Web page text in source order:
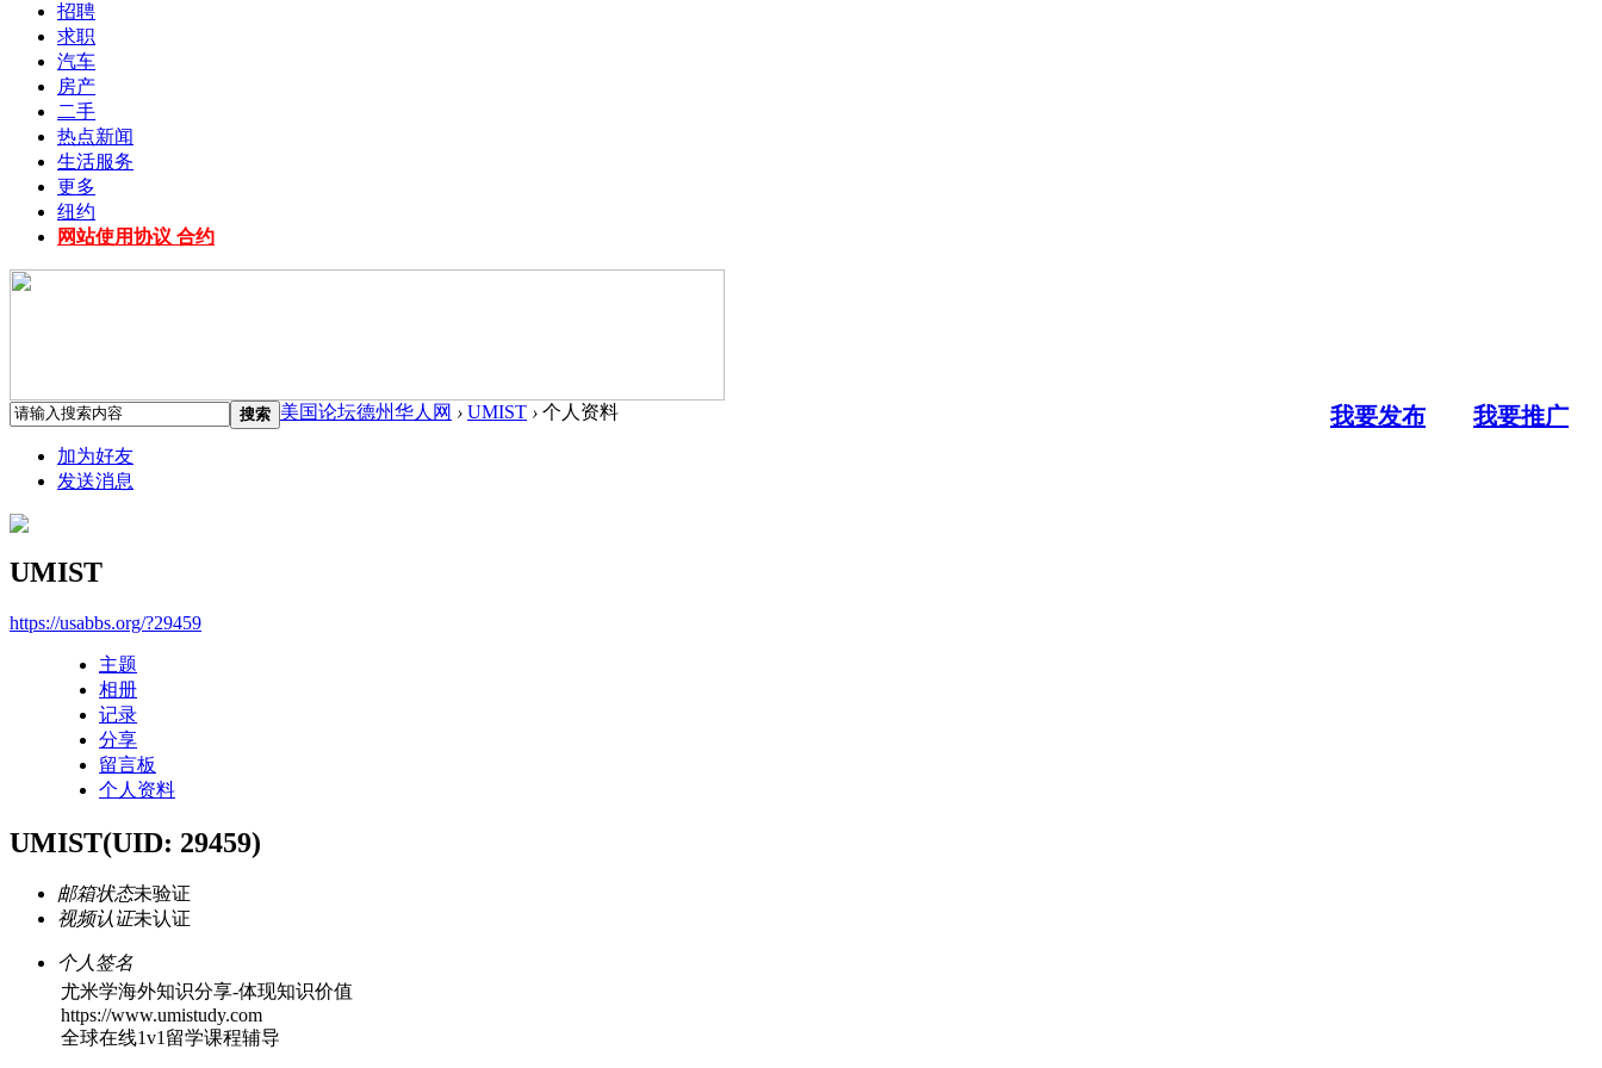
招聘
求职
汽车
房产
二手
热点新闻
生活服务
更多
纽约
网站使用协议 合约
搜索 我要发布 我要推广
美国论坛德州华人网 › UMIST › 个人资料
加为好友
发送消息
UMIST
https://usabbs.org/?29459
主题
相册
记录
分享
留言板
个人资料
UMIST(UID: 29459)
邮箱状态未验证
视频认证未认证
个人签名
尤米学海外知识分享-体现知识价值
https://www.umistudy.com
全球在线1v1留学课程辅导